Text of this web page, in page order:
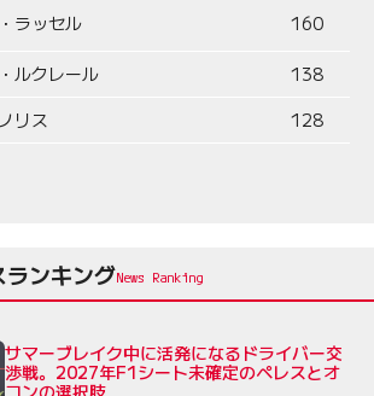
ラッセル 160
ルクレール
138
リス
128
ンキング
サマーブレイク中に活発になるドライバー交
渉戦。2027年F1シート未確定のペレスとオ
コンの選択肢